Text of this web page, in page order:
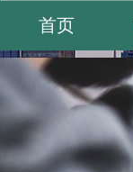
首页